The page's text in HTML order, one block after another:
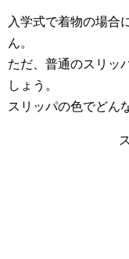
入学式で着物の場合
ん。
ただ、普通のスリッ
しょう。
スリッパの色でどん